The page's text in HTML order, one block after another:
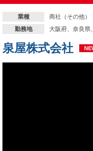
業種 商社（その他）
勤務地 大阪府、奈良県
泉屋株式会社